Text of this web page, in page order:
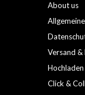
About us
Versand &
Hochladen
Click &